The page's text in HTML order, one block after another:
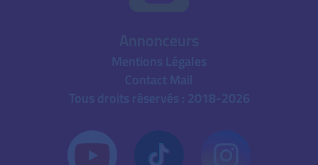
Mentions Légales
Contact Mail
Tous droits réservés : 2018-2026